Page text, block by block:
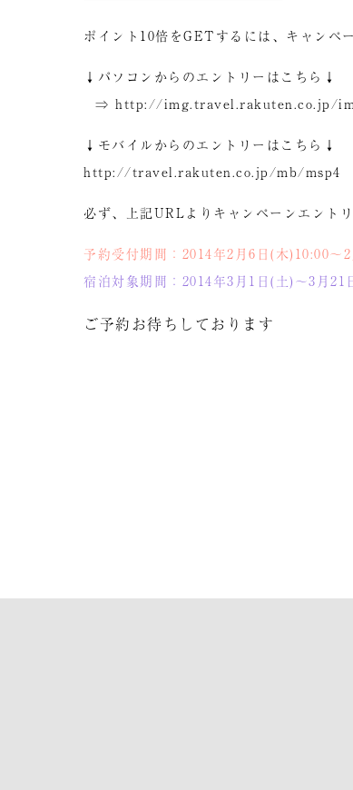
ポイント10倍をGETするには、キャンペ
↓パソコンからのエントリーはこちら↓
⇒ http://img.travel.rakuten.co.jp/
↓モバイルからのエントリーはこちら↓
http://travel.rakuten.co.jp/mb/msp4
必ず、上記URLよりキャンペーンエント
予約受付期間： 2014年2月6日(木)10:00～
宿泊対象期間：2014年3月1日(土)～3月21
ご予約お待ちしております